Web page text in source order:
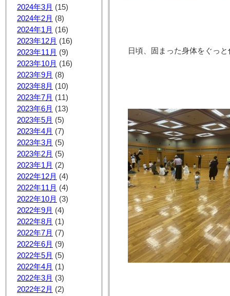
2024年3月 (15)
2024年2月 (8)
2024年1月 (16)
2023年12月 (16)
2023年11月 (9)
2023年10月 (16)
2023年9月 (8)
2023年8月 (10)
2023年7月 (11)
2023年6月 (13)
2023年5月 (5)
2023年4月 (7)
2023年3月 (5)
2023年2月 (5)
2023年1月 (2)
2022年12月 (4)
2022年11月 (4)
2022年10月 (3)
2022年9月 (4)
2022年8月 (1)
2022年7月 (7)
2022年6月 (9)
2022年5月 (5)
2022年4月 (1)
2022年3月 (3)
2022年2月 (2)
日頃、固まった身体をぐっ